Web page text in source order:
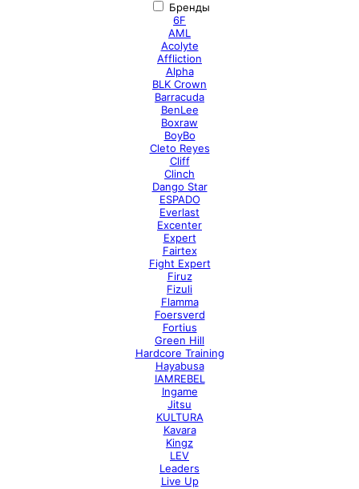
Бренды
6F
AML
Acolyte
Affliction
Alpha
BLK Crown
Barracuda
BenLee
Boxraw
BoyBo
Cleto Reyes
Cliff
Clinch
Dango Star
ESPADO
Everlast
Excenter
Expert
Fairtex
Fight Expert
Firuz
Fizuli
Flamma
Foersverd
Fortius
Green Hill
Hardcore Training
Hayabusa
IAMREBEL
Ingame
Jitsu
KULTURA
Kavara
Kingz
LEV
Leaders
Live Up